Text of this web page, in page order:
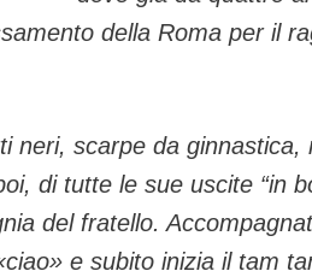
della Roma per il
neri, scarpe da
di tutte le sue uscite “in
del fratello.
e subito inizia il tam